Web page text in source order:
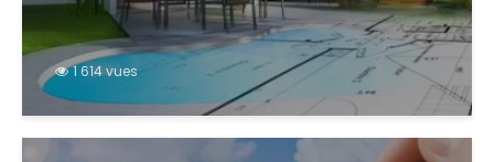
1 614 vues